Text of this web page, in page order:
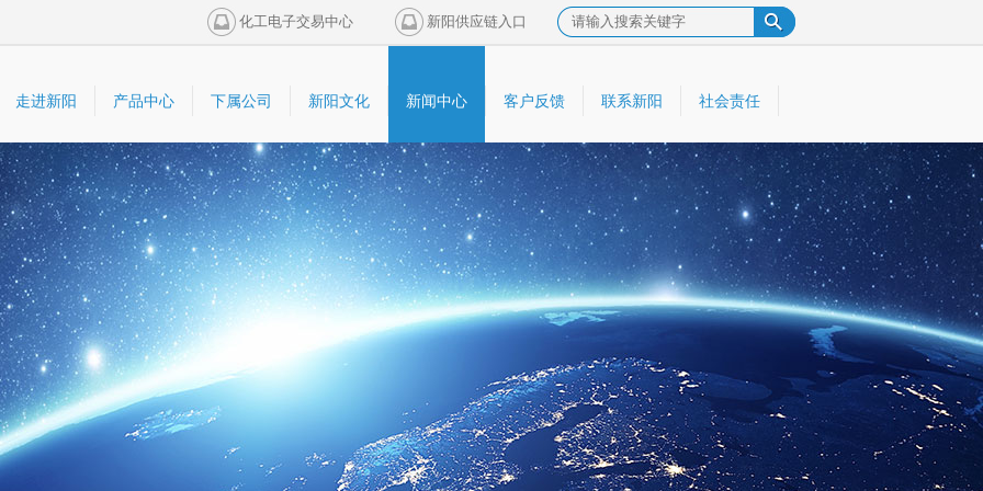
化工电子交易中心 新阳供应链入口
走进新阳 产品中心 下属公司 新阳文化 新闻中心 客户反馈 联系新阳 社会责任